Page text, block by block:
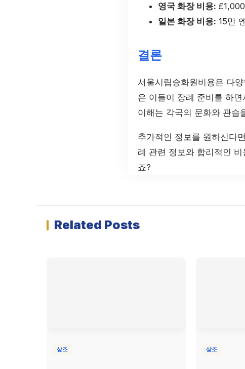
영국 화장 비용:
일본 화장 비용: 15만
결론
서울시립승화원비용은 다
은 이들이 장례 준비를 하
이해는 각국의 문화와 관습
추가적인 정보를 원하신다
례 관련 정보와 합리적인
죠?
Related Posts
상조 상조